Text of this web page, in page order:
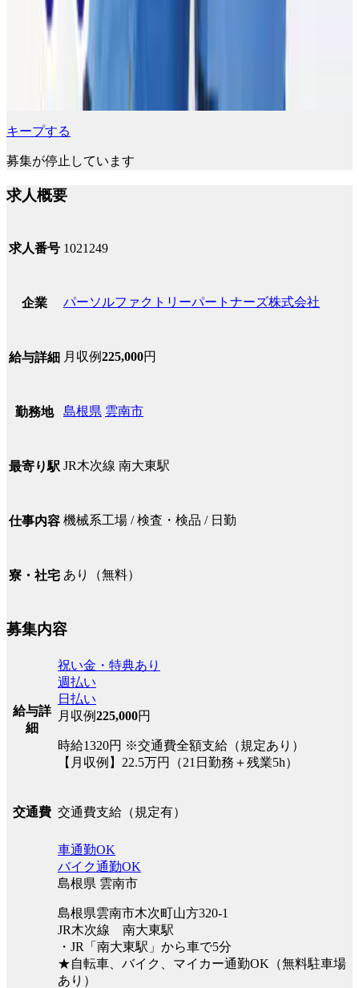
キープする
募集が停止しています
求人概要
求人番号 1021249
企業 パーソルファクトリーパートナーズ株式会社
給与詳細 月収例225,000円
勤務地 島根県 雲南市
最寄り駅 JR木次線 南大東駅
仕事内容 機械系工場 / 検査・検品 / 日勤
寮・社宅 あり（無料）
募集内容
給与詳
細
祝い金・特典あり
週払い
日払い
月収例225,000円
時給1320円 ※交通費全額支給（規定あり）
【月収例】22.5万円（21日勤務＋残業5h）
交通費 交通費支給（規定有）
車通勤OK
バイク通勤OK
島根県 雲南市
島根県雲南市木次町山方320-1
JR木次線 南大東駅
・JR「南大東駅」から車で5分
★自転車、バイク、マイカー通勤OK（無料駐車場
あり）